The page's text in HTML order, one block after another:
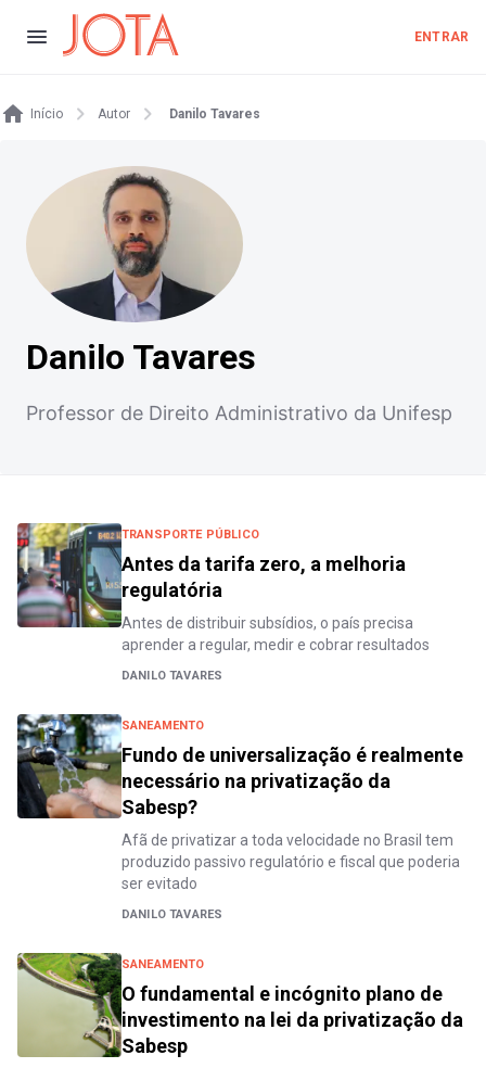
ENTRAR
Início Autor Danilo Tavares
Danilo Tavares
Professor de Direito Administrativo da Unifesp
TRANSPORTE PÚBLICO
Antes da tarifa zero, a melhoria
regulatória
Antes de distribuir subsídios, o país precisa
aprender a regular, medir e cobrar resultados
DANILO TAVARES
SANEAMENTO
Fundo de universalização é realmente
necessário na privatização da
Sabesp?
Afã de privatizar a toda velocidade no Brasil tem
produzido passivo regulatório e fiscal que poderia
ser evitado
DANILO TAVARES
SANEAMENTO
O fundamental e incógnito plano de
investimento na lei da privatização da
Sabesp